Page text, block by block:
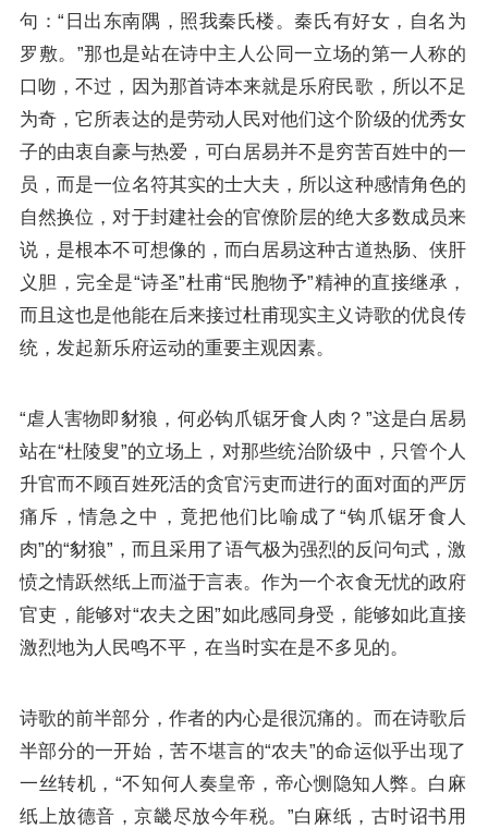
句：“日出东南隅，照我秦氏楼。秦氏有好女，自名为
罗敷。”那也是站在诗中主人公同一立场的第一人称的
口吻，不过，因为那首诗本来就是乐府民歌，所以不足
为奇，它所表达的是劳动人民对他们这个阶级的优秀女
子的由衷自豪与热爱，可白居易并不是穷苦百姓中的一
员，而是一位名符其实的士大夫，所以这种感情角色的
自然换位，对于封建社会的官僚阶层的绝大多数成员来
说，是根本不可想像的，而白居易这种古道热肠、侠肝
义胆，完全是“诗圣”杜甫“民胞物予”精神的直接继承，
而且这也是他能在后来接过杜甫现实主义诗歌的优良传
统，发起新乐府运动的重要主观因素。
“虐人害物即豺狼，何必钩爪锯牙食人肉？”这是白居易
站在“杜陵叟”的立场上，对那些统治阶级中，只管个人
升官而不顾百姓死活的贪官污吏而进行的面对面的严厉
痛斥，情急之中，竟把他们比喻成了“钩爪锯牙食人
肉”的“豺狼”，而且采用了语气极为强烈的反问句式，激
愤之情跃然纸上而溢于言表。作为一个衣食无忧的政府
官吏，能够对“农夫之困”如此感同身受，能够如此直接
激烈地为人民鸣不平，在当时实在是不多见的。
诗歌的前半部分，作者的内心是很沉痛的。而在诗歌后
半部分的一开始，苦不堪言的“农夫”的命运似乎出现了
一丝转机，“不知何人奏皇帝，帝心恻隐知人弊。白麻
纸上放德音，京畿尽放今年税。”白麻纸，古时诏书用